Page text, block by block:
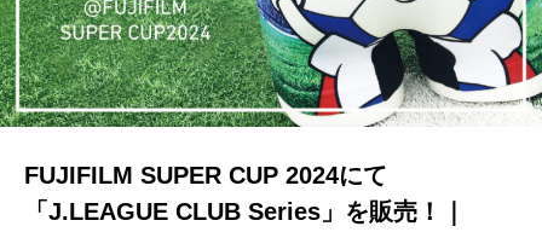
ONLINE STORE
FUJIFILM SUPER CUP 2024にて
「J.LEAGUE CLUB Series」を販売！｜